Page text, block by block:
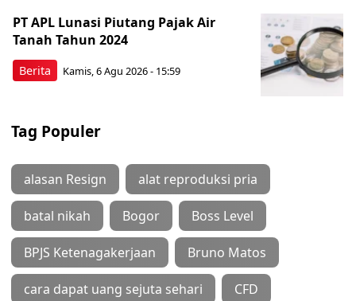
Berita
PT APL Lunasi Piutang Pajak Air
Tanah Tahun 2024
Kamis, 6 Agu 2026 - 15:59
Tag Populer
alasan Resign alat reproduksi pria
batal nikah Bogor Boss Level
BPJS Ketenagakerjaan Bruno Matos
cara dapat uang sejuta sehari CFD